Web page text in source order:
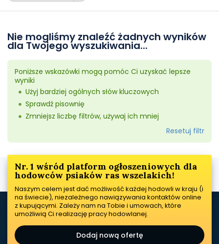
Nie mogliśmy znaleźć żadnych wyników
dla Twojego wyszukiwania...
Poniższe wskazówki mogą pomóc Ci uzyskać lepsze
wyniki
Użyj bardziej ogólnych słów kluczowych
Sprawdź pisownię
Zmniejsz liczbę filtrów, używaj ich mniej
Resetuj filtr
Nr. 1 wśród platform ogłoszeniowych dla
hodowców psiaków ras wszelakich!
Naszym celem jest dać możliwość każdej hodowli w kraju (i
na świecie), niezależnego nawiązywania kontaktów online
z kupującymi. Zależy nam na Tobie i umowach, które
umożliwią Ci realizację pracy hodowlanej.
Dodaj nową ofertę